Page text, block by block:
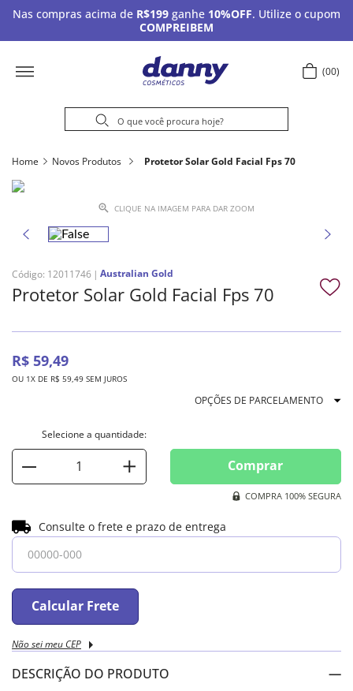
Nas compras acima de R$199 ganhe 10%OFF. Utilize o cupom
COMPREIBEM
00
Home Novos Produtos Protetor Solar Gold Facial Fps 70
CLIQUE NA IMAGEM PARA DAR ZOOM
Código: 12011746 Australian Gold
Protetor Solar Gold Facial Fps 70
R$ 59,49
OU 1X DE R$ 59 49 SEM JUROS
OPÇÕES DE PARCELAMENTO
Comprar
COMPRA 100% SEGURA
Consulte o frete e prazo de entrega
Calcular Frete
Não sei meu CEP
DESCRIÇÃO DO PRODUTO